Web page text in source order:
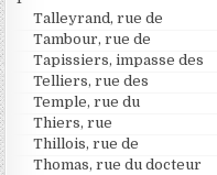
Talleyrand, rue de
Tambour, rue de
Tapissiers, impasse des
Telliers, rue des
Temple, rue du
Thiers, rue
Thillois, rue de
Thomas, rue du docteur